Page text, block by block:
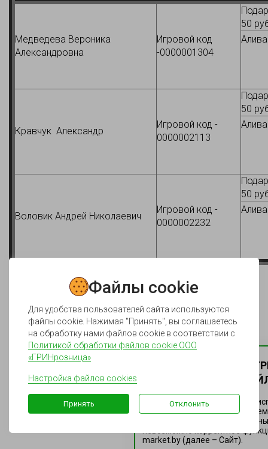
Медведева Вероника
Александровна
Игровой код
-0000001304
50
Кравчук Александр
Игровой код -
0000002113
50
Воловик Андрей Николаевич
Игровой код -
0000002232
50
Мы поздравляем всех победителей!
Файлы cookie
Для удобства пользователей сайта используются
файлы cookie. Нажимая "Принять", вы соглашаетесь
на обработку нами файлов cookie в соответствии с
Политикой обработки файлов cookie ООО
«ГРИНрозница»
Настройка файлов cookies
Принять Отклонить
НАСТРОЙТЕ
ИСПОЛЬЗОВАНИЯ
Здесь Вы можете настроить
файлов cookie, за
функциональные
невозможно корректное
market.by (далее – Сайт).